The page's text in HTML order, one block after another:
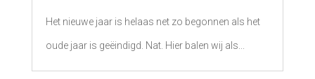
Het nieuwe jaar is helaas net zo begonnen als het
oude jaar is geëindigd. Nat. Hier balen wij als...